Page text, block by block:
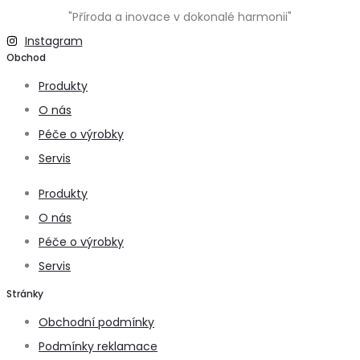
"Příroda a inovace v dokonalé harmonii"
Instagram
Obchod
Produkty
O nás
Péče o výrobky
Servis
Produkty
O nás
Péče o výrobky
Servis
Stránky
Obchodní podmínky
Podmínky reklamace